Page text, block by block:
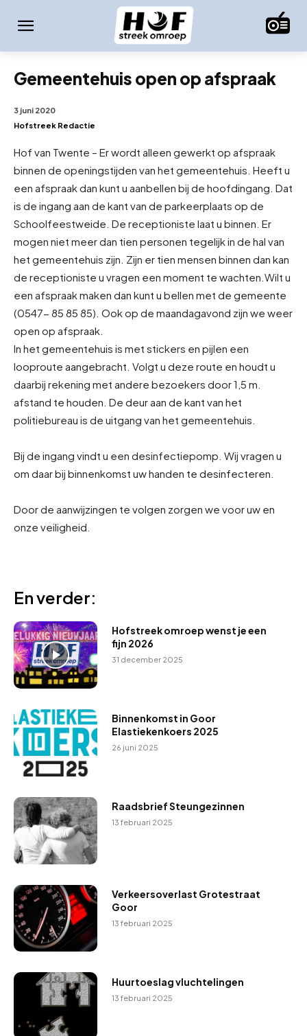
Gemeentehuis open op afspraak
3 juni 2020
Hofstreek Redactie
Hof van Twente – Er wordt alleen gewerkt op afspraak
binnen de openingstijden van het gemeentehuis. Heeft u
een afspraak dan kunt u aanbellen bij de hoofdingang. Dat
is de ingang aan de kant van de parkeerplaats op de
Schoolfeestweide. De receptioniste laat u binnen. Er
mogen niet meer dan tien personen tegelijk in de hal van
het gemeentehuis zijn. Zijn er tien mensen binnen dan kan
de receptioniste u vragen een moment te wachten. Wilt u
een afspraak maken dan kunt u bellen met de gemeente
(0547- 85 85 85). Ook op de maandagavond zijn we weer
open op afspraak.
In het gemeentehuis is met stickers en pijlen een
looproute aangebracht. Volgt u deze route en houdt u
daarbij rekening met andere bezoekers door 1,5 m.
afstand te houden. De deur aan de kant van het
politiebureau is de uitgang van het gemeentehuis.
Bij de ingang vindt u een desinfectiepomp. Wij vragen u
om daar bij binnenkomst uw handen te desinfecteren.
Door de aanwijzingen te volgen zorgen we voor uw en
onze veiligheid.
En verder:
Hofstreek omroep wenst je een
fijn 2026
31 december 2025
Binnenkomst in Goor
Elastiekenkoers 2025
26 juni 2025
Raadsbrief Steungezinnen
13 februari 2025
Verkeersoverlast Grotestraat
Goor
13 februari 2025
Huurtoeslag vluchtelingen
13 februari 2025